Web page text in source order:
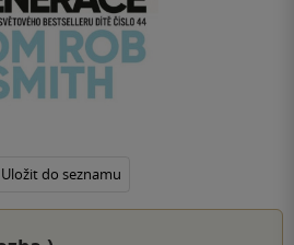
Uložit do seznamu